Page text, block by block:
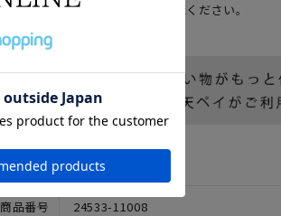
合がございますので、予めご了承ください。
テム詳細
商品番号 24533-11008